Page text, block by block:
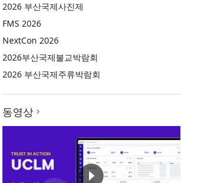
2026 부산국제사진제
FMS 2026
NextCon 2026
2026부산국제불교박람회
2026 부산국제주류박람회
동영상